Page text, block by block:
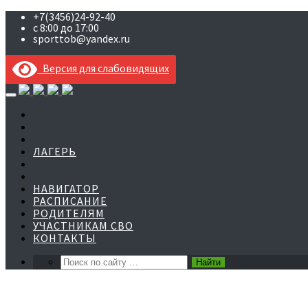
+7(3456)24-92-40
с 8:00 до 17:00
sporttob@yandex.ru
Версия для слабовидящих
Skip
to
content
ЛАГЕРЬ
НАВИГАТОР
РАСПИСАНИЕ
РОДИТЕЛЯМ
УЧАСТНИКАМ СВО
КОНТАКТЫ